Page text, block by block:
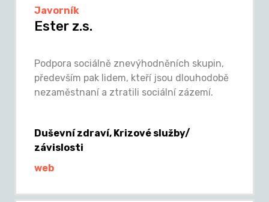
Javorník
Ester z.s.
Podpora sociálně znevýhodněních skupin,
především pak lidem, kteří jsou dlouhodobě
nezaměstnaní a ztratili sociální zázemí.
Duševní zdraví, Krizové služby/
závislosti
web